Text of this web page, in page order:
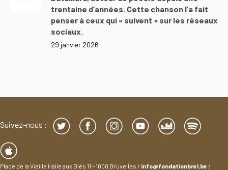
trentaine d’années. Cette chanson l’a fait
penser à ceux qui « suivent » sur les réseaux
sociaux.
29 janvier 2026
Suivez-nous :
Place de la Vieille Halle aux Blés 11 – 1000 Bruxelles / info@fondationbrel.be /